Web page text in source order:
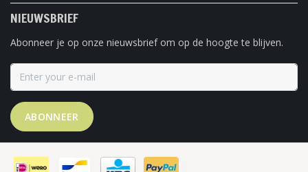
NIEUWSBRIEF
Abonneer je op onze nieuwsbrief om op de hoogte te blijven.
ABONNEER